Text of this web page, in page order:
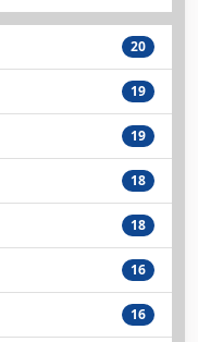
20
19
19
18
18
16
16